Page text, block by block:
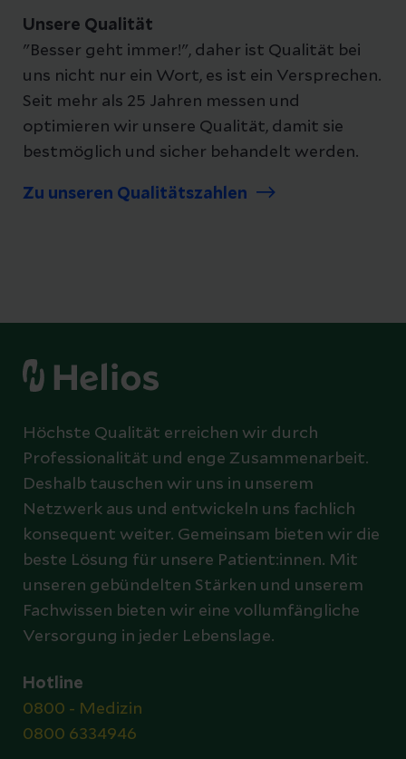
Unsere Qualität
"Besser geht immer!", daher ist Qualität bei
uns nicht nur ein Wort, es ist ein Versprechen.
Seit mehr als 25 Jahren messen und
optimieren wir unsere Qualität, damit sie
bestmöglich und sicher behandelt werden.
Zu unseren Qualitätszahlen
Höchste Qualität erreichen wir durch
Professionalität und enge Zusammenarbeit.
Deshalb tauschen wir uns in unserem
Netzwerk aus und entwickeln uns fachlich
konsequent weiter. Gemeinsam bieten wir die
beste Lösung für unsere Patient:innen. Mit
unseren gebündelten Stärken und unserem
Fachwissen bieten wir eine vollumfängliche
Versorgung in jeder Lebenslage.
Hotline
0800 - Medizin
0800 6334946